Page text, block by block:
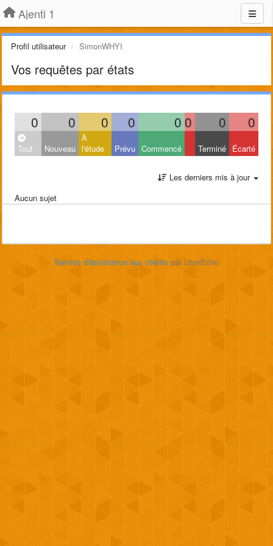
Ajenti 1
Profil utilisateur SimonWHYI
Vos requêtes par états
0 0 0 0 0 0 0 0
Tout Nouveau
À
l'étude
Prévu Commencé Terminé Écarté
Les derniers mis à jour
Aucun sujet
Service d'assistance aux clients par UserEcho